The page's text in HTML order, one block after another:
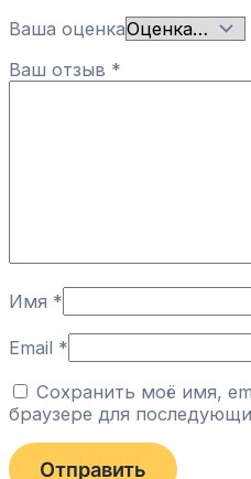
Ваша оценка
Ваш отзыв *
Имя *
Email *
Сохранить моё имя,
браузере для